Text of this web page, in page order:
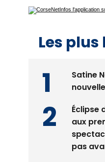
Les plus
Satine
Éclipse
aux
pas